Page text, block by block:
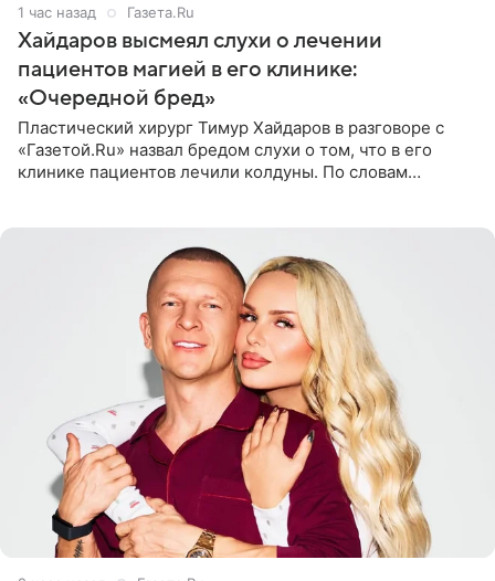
1 час назад Газета.Ru
Хайдаров высмеял слухи о лечении
пациентов магией в его клинике:
«Очередной бред»
Пластический хирург Тимур Хайдаров в разговоре с
«Газетой.Ru» назвал бредом слухи о том, что в его
клинике пациентов лечили колдуны. По словам